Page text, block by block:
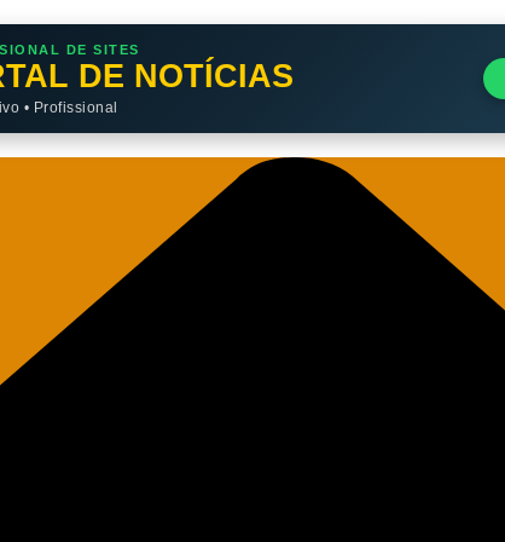
DE SITES
DE NOTÍCIAS
• Profissional